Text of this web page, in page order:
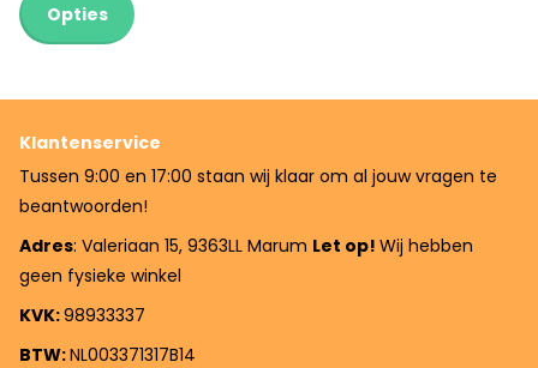
Opties
Klantenservice
Tussen 9:00 en 17:00 staan wij klaar om al jouw vragen te
beantwoorden!
Adres: Valeriaan 15, 9363LL Marum Let op! Wij hebben
geen fysieke winkel
KVK:98933337
BTW:NL003371317B14